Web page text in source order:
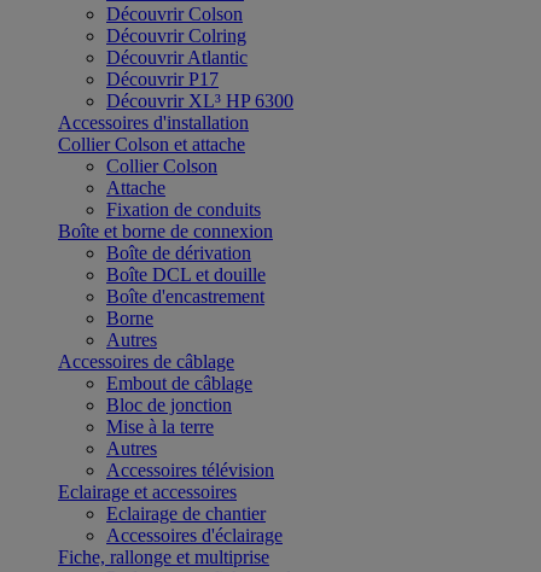
Découvrir Colson
Découvrir Colring
Découvrir Atlantic
Découvrir P17
Découvrir XL³ HP 6300
Accessoires d'installation
Collier Colson et attache
Collier Colson
Attache
Fixation de conduits
Boîte et borne de connexion
Boîte de dérivation
Boîte DCL et douille
Boîte d'encastrement
Borne
Autres
Accessoires de câblage
Embout de câblage
Bloc de jonction
Mise à la terre
Autres
Accessoires télévision
Eclairage et accessoires
Eclairage de chantier
Accessoires d'éclairage
Fiche, rallonge et multiprise